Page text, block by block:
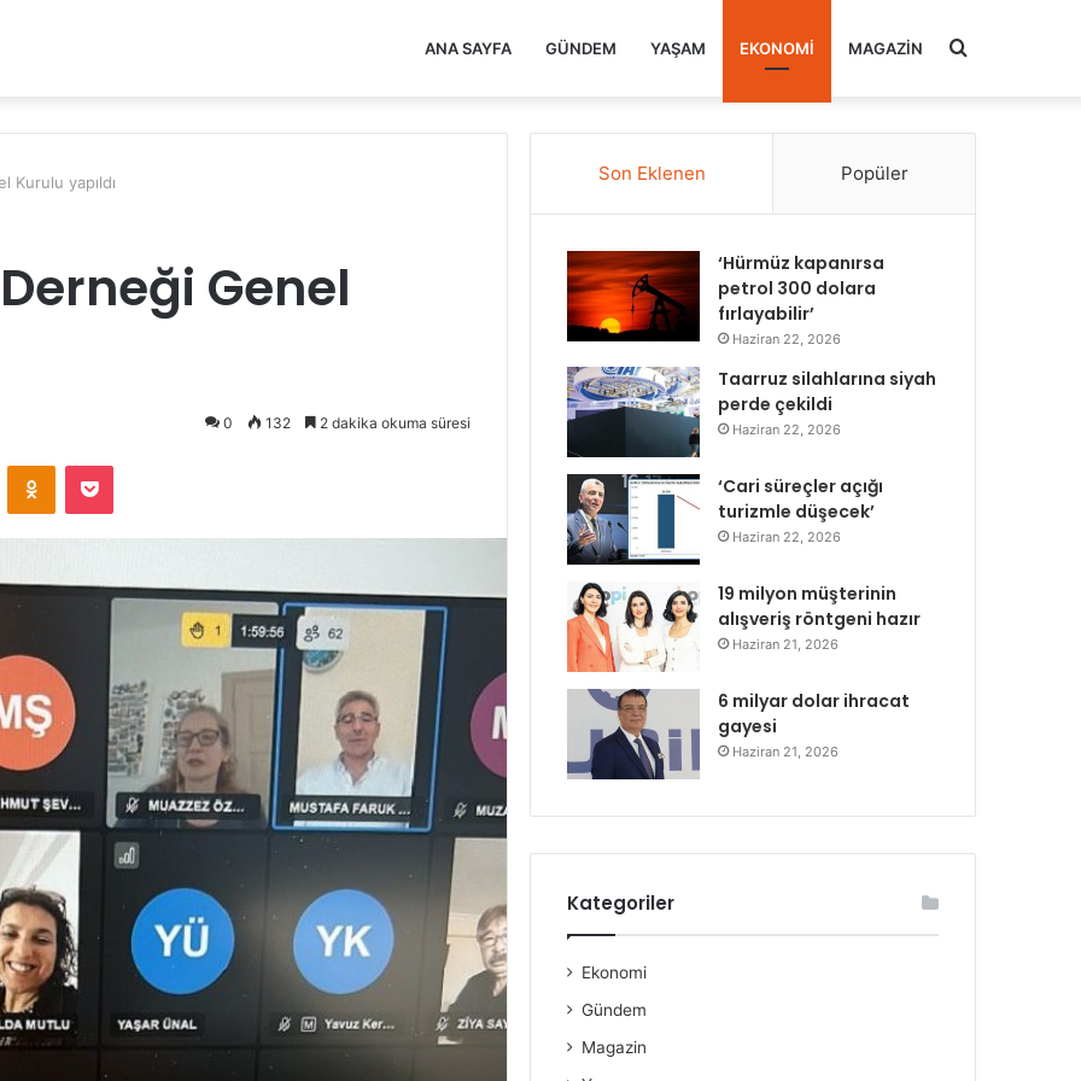
ANA SAYFA GÜNDEM YAŞAM EKONOMI MAGAZIN Arama
Kurulu yapıldı
Genel
0 132 2 dakika okuma süresi
Odnoklassniki
Pocket
Son Eklenen Popüler
‘Hürmüz kapanırsa
petrol 300 dolara
fırlayabilir’
Haziran 22, 2026
Taarruz silahlarına siyah
perde çekildi
Haziran 22, 2026
‘Cari süreçler açığı
turizmle düşecek’
Haziran 22, 2026
19 milyon müşterinin
alışveriş röntgeni hazır
Haziran 21, 2026
6 milyar dolar ihracat
gayesi
Haziran 21, 2026
Kategoriler
Ekonomi
Gündem
Magazin